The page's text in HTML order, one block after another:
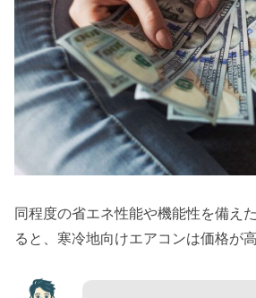
同程度の省エネ性能や機能性を備え
ると、寒冷地向けエアコンは価格が高